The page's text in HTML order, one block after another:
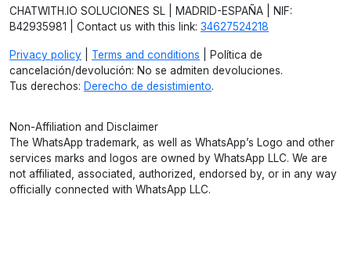
CHATWITH.IO SOLUCIONES SL | MADRID-ESPAÑA | NIF:
B42935981 | Contact us with this link: 34627524218
Privacy policy Terms and conditions | Política de
cancelación/devolución: No se admiten devoluciones.
Tus derechos: Derecho de desistimiento.
Non-Affiliation and Disclaimer
The WhatsApp trademark, as well as WhatsApp’s Logo and other
services marks and logos are owned by WhatsApp LLC. We are
not affiliated, associated, authorized, endorsed by, or in any way
officially connected with WhatsApp LLC.